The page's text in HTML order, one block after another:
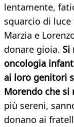
lentamente,
squarcio di
Marzia e
donare gioia. Si
oncologia
ai loro genitori
Morendo che si
più sereni,
donano ai